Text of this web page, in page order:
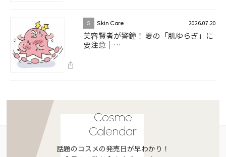
5 Skin Care 2026.07.20
美容賢者が警鐘！ 夏の「肌ゆらぎ」に
要注意｜…
Cosme
Calendar
話題のコスメの発売日が早わかり！